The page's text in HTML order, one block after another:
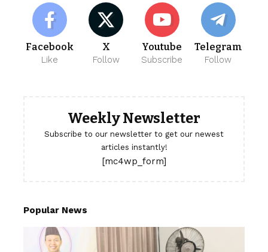
Facebook
Like
X
Follow
Youtube
Subscribe
Telegram
Follow
Weekly Newsletter
Subscribe to our newsletter to get our newest
articles instantly!
[mc4wp_form]
Popular News